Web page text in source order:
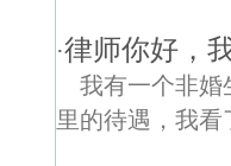
·律师你好，
我有一个非婚
里的待遇，我